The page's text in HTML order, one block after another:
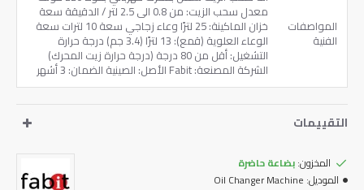
المواصفات
الفنية
معدل سحب الزيت: من 0.8 الى 2.5 لتر / الدقيقة سعة
خزان الماكينة: 25 لترًا وعاء زجاجي سعة 10 لترات سعة
الوعاء العلوية (قمع): 13 لترًا (3.4 جم) درجة حرارة
التشغيل: أقل من 80 درجة (درجة حرارة زيت المحرك)
الشركة المصنعة: Fabit الأصل: الصينية الضمان: 3 أشهر
التقييمات
المخزون:بضاعة حاضرة
الموديل: Oil Changer Machine